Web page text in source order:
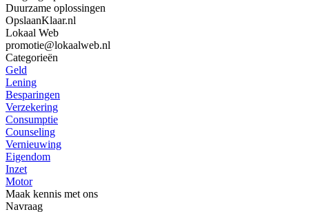
Duurzame oplossingen
OpslaanKlaar.nl
Lokaal Web
promotie@lokaalweb.nl
Categorieën
Geld
Lening
Besparingen
Verzekering
Consumptie
Counseling
Vernieuwing
Eigendom
Inzet
Motor
Maak kennis met ons
Navraag